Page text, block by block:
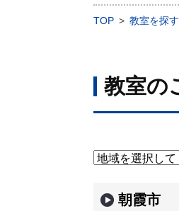
TOP 教室を探す
教室の
朝霞市